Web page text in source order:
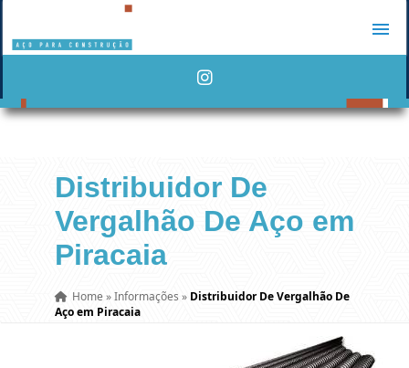
Distribuidor De
Vergalhão De Aço em
Piracaia
Home »Informações » Distribuidor De Vergalhão De
Aço em Piracaia